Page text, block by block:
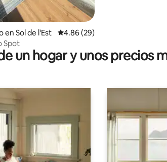
Sol de l'Est Calificación promedio: 4.86 de
4.86 (29)
Spot
un hogar y unos precios